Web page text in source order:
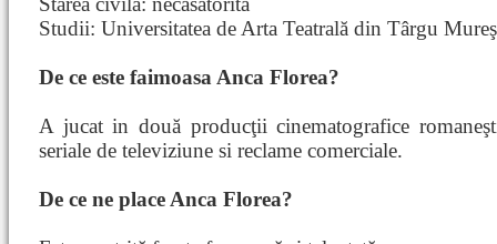
Studii: Universitatea de Arta Teatrală din Târgu Mureş
De ce este faimoasa Anca Florea?
A jucat in două producţii cinematografice
seriale de televiziune si reclame comerciale.
De ce ne place Anca Florea?